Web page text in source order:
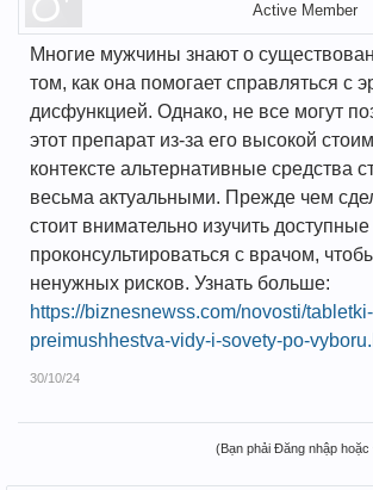
Active Member
Многие мужчины знают о
том, как она помогает справляться с
дисфункцией. Однако, не все могут
этот препарат из-за его высокой
контексте альтернативные средства
весьма актуальными. Прежде чем
стоит внимательно изучить
проконсультироваться с врачом,
ненужных рисков. Узнать больше:
https://biznesnewss.com/novosti/
preimushhestva-vidy-i-sovety-po-
30/10/24
(Bạn phải Đăng nhập